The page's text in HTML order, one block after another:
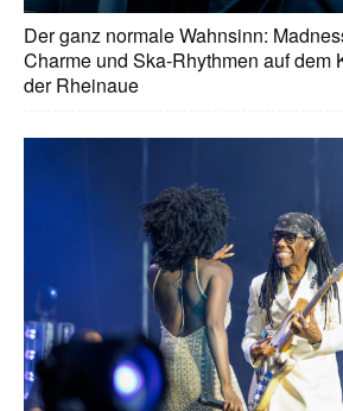
Der ganz normale Wahnsinn:
Charme und Ska-Rhythmen auf dem
der Rheinaue